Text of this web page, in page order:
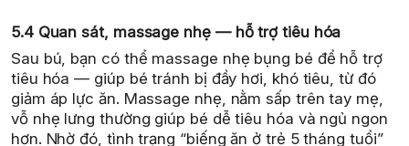
5.4 Quan sát, massage nhẹ — hỗ trợ tiêu hóa
Sau bú, bạn có thể massage nhẹ bụng bé để hỗ trợ
tiêu hóa — giúp bé tránh bị đầy hơi, khó tiêu, từ đó
giảm áp lực ăn. Massage nhẹ, nằm sấp trên tay mẹ,
vỗ nhẹ lưng thường giúp bé dễ tiêu hóa và ngủ ngon
hơn. Nhờ đó, tình trạng “biếng ăn ở trẻ 5 tháng tuổi”